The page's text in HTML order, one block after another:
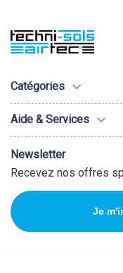
Catégories 
Aide & Services 
Newsletter
Recevez nos offres
Je